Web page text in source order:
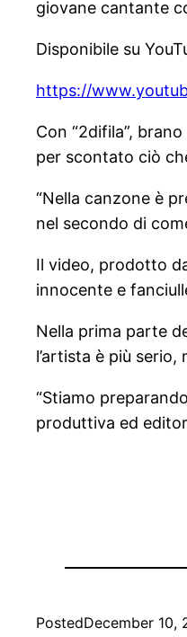
giovane cantante
Disponibile su
https://
Con “2difila”,
per scontato ciò
“Nella canzone è
nel secondo di
Il video, prodotto
innocente e
Nella prima parte
l’artista è più
“Stiamo
produttiva ed
PostedDecember 10,